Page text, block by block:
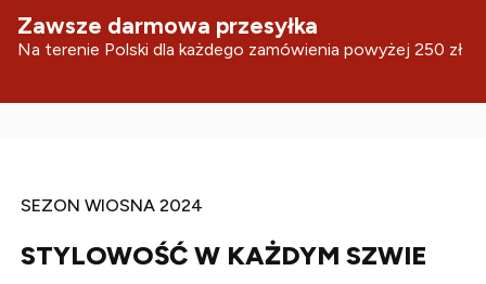
Zawsze darmowa przesyłka
Na terenie Polski dla każdego zamówienia powyżej 250 zł
SEZON WIOSNA 2024
STYLOWOŚĆ W KAŻDYM SZWIE